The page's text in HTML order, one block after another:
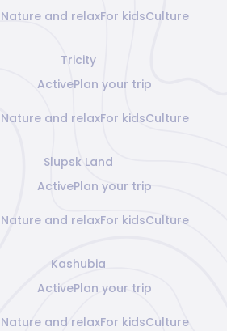
Nature and relaxFor kidsCulture
Tricity
ActivePlan your trip
Nature and relaxFor kidsCulture
Slupsk Land
ActivePlan your trip
Nature and relaxFor kidsCulture
Kashubia
ActivePlan your trip
Nature and relaxFor kidsCulture